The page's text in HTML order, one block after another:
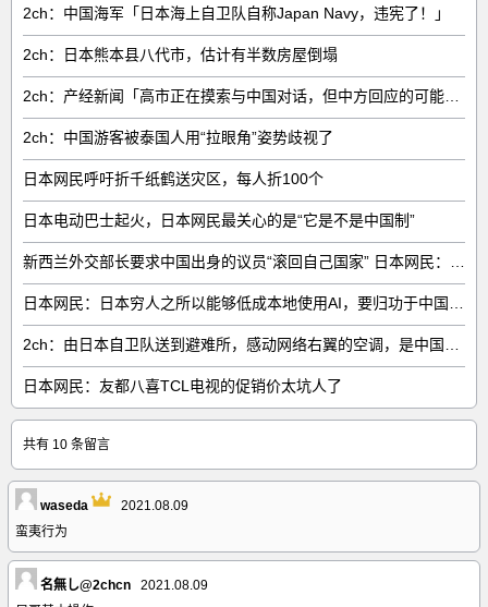
2ch：中国海军「日本海上自卫队自称Japan Navy，违宪了！」
2ch：日本熊本县八代市，估计有半数房屋倒塌
2ch：中国游客被泰国人用“拉眼角”姿势歧视了
日本网民呼吁折千纸鹤送灾区，每人折100个
日本电动巴士起火，日本网民最关心的是“它是不是中国制”
日本网民：友都八喜TCL电视的促销价太坑人了
共有 10 条留言
waseda
2021.08.09
蛮夷行为
名無し@2chcn
2021.08.09